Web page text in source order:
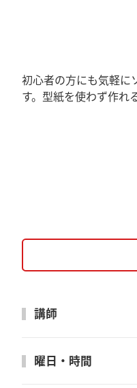
初心者の方にも気軽に
す。型紙を使わず作れ
講師
曜日・時間